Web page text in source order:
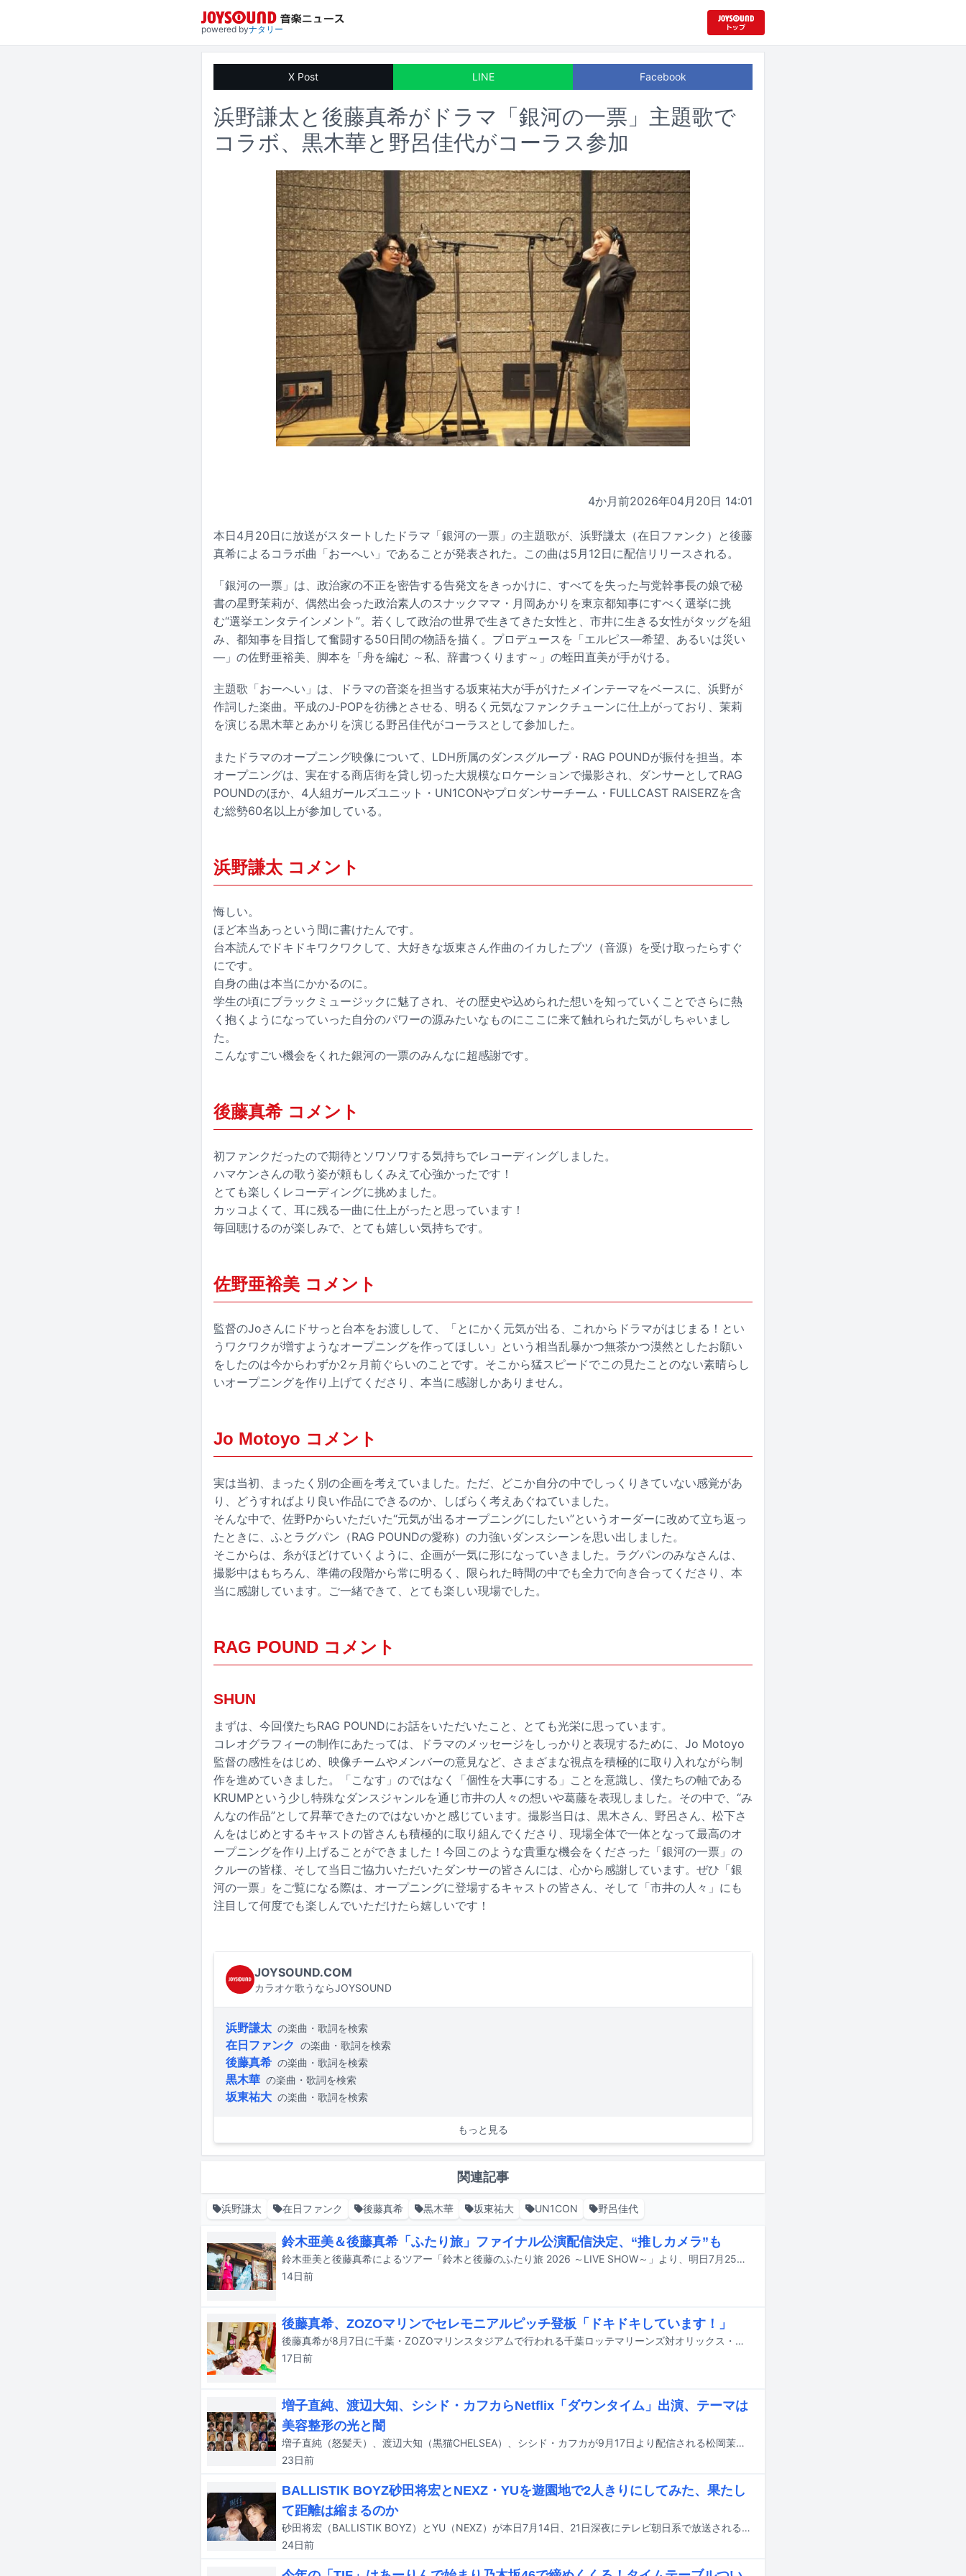
powered byナタリー
X Post LINE Facebook
浜野謙太と後藤真希がドラマ「銀河の一票」主題歌で
コラボ、黒木華と野呂佳代がコーラス参加
4か月前2026年04月20日 14:01
本日4月20日に放送がスタートしたドラマ「銀河の一票」の主題歌が、浜野謙太（在日ファンク）と後藤
真希によるコラボ曲「おーへい」であることが発表された。この曲は5月12日に配信リリースされる。
「銀河の一票」は、政治家の不正を密告する告発文をきっかけに、すべてを失った与党幹事長の娘で秘
書の星野茉莉が、偶然出会った政治素人のスナックママ・月岡あかりを東京都知事にすべく選挙に挑
む“選挙エンタテインメント”。若くして政治の世界で生きてきた女性と、市井に生きる女性がタッグを組
み、都知事を目指して奮闘する50日間の物語を描く。プロデュースを「エルピス―希望、あるいは災い
―」の佐野亜裕美、脚本を「舟を編む ～私、辞書つくります～」の蛭田直美が手がける。
主題歌「おーへい」は、ドラマの音楽を担当する坂東祐大が手がけたメインテーマをベースに、浜野が
作詞した楽曲。平成のJ-POPを彷彿とさせる、明るく元気なファンクチューンに仕上がっており、茉莉
を演じる黒木華とあかりを演じる野呂佳代がコーラスとして参加した。
またドラマのオープニング映像について、LDH所属のダンスグループ・RAG POUNDが振付を担当。本
オープニングは、実在する商店街を貸し切った大規模なロケーションで撮影され、ダンサーとしてRAG
POUNDのほか、4人組ガールズユニット・UN1CONやプロダンサーチーム・FULLCAST RAISERZを含
む総勢60名以上が参加している。
浜野謙太 コメント
悔しい。
ほど本当あっという間に書けたんです。
台本読んでドキドキワクワクして、大好きな坂東さん作曲のイカしたブツ（音源）を受け取ったらすぐ
にです。
自身の曲は本当にかかるのに。
学生の頃にブラックミュージックに魅了され、その歴史や込められた想いを知っていくことでさらに熱
く抱くようになっていった自分のパワーの源みたいなものにここに来て触れられた気がしちゃいまし
た。
こんなすごい機会をくれた銀河の一票のみんなに超感謝です。
後藤真希 コメント
初ファンクだったので期待とソワソワする気持ちでレコーディングしました。
ハマケンさんの歌う姿が頼もしくみえて心強かったです！
とても楽しくレコーディングに挑めました。
カッコよくて、耳に残る一曲に仕上がったと思っています！
毎回聴けるのが楽しみで、とても嬉しい気持ちです。
佐野亜裕美 コメント
監督のJoさんにドサっと台本をお渡しして、「とにかく元気が出る、これからドラマがはじまる！とい
うワクワクが増すようなオープニングを作ってほしい」という相当乱暴かつ無茶かつ漠然としたお願い
をしたのは今からわずか2ヶ月前ぐらいのことです。そこから猛スピードでこの見たことのない素晴らし
いオープニングを作り上げてくださり、本当に感謝しかありません。
Jo Motoyo コメント
実は当初、まったく別の企画を考えていました。ただ、どこか自分の中でしっくりきていない感覚があ
り、どうすればより良い作品にできるのか、しばらく考えあぐねていました。
そんな中で、佐野Pからいただいた“元気が出るオープニングにしたい”というオーダーに改めて立ち返っ
たときに、ふとラグパン（RAG POUNDの愛称）の力強いダンスシーンを思い出しました。
そこからは、糸がほどけていくように、企画が一気に形になっていきました。ラグパンのみなさんは、
撮影中はもちろん、準備の段階から常に明るく、限られた時間の中でも全力で向き合ってくださり、本
当に感謝しています。ご一緒できて、とても楽しい現場でした。
RAG POUND コメント
SHUN
まずは、今回僕たちRAG POUNDにお話をいただいたこと、とても光栄に思っています。
コレオグラフィーの制作にあたっては、ドラマのメッセージをしっかりと表現するために、Jo Motoyo
監督の感性をはじめ、映像チームやメンバーの意見など、さまざまな視点を積極的に取り入れながら制
作を進めていきました。「こなす」のではなく「個性を大事にする」ことを意識し、僕たちの軸である
KRUMPという少し特殊なダンスジャンルを通じ市井の人々の想いや葛藤を表現しました。その中で、“み
んなの作品”として昇華できたのではないかと感じています。撮影当日は、黒木さん、野呂さん、松下さ
んをはじめとするキャストの皆さんも積極的に取り組んでくださり、現場全体で一体となって最高のオ
ープニングを作り上げることができました！今回このような貴重な機会をくださった「銀河の一票」の
クルーの皆様、そして当日ご協力いただいたダンサーの皆さんには、心から感謝しています。ぜひ「銀
河の一票」をご覧になる際は、オープニングに登場するキャストの皆さん、そして「市井の人々」にも
注目して何度でも楽しんでいただけたら嬉しいです！
JOYSOUND.COM
カラオケ歌うならJOYSOUND
浜野謙太 の楽曲・歌詞を検索
在日ファンク の楽曲・歌詞を検索
後藤真希 の楽曲・歌詞を検索
黒木華 の楽曲・歌詞を検索
坂東祐大 の楽曲・歌詞を検索
もっと見る
関連記事
浜野謙太 在日ファンク 後藤真希 黒木華 坂東祐大 UN1CON 野呂佳代
鈴木亜美＆後藤真希「ふたり旅」ファイナル公演配信決定、“推しカメラ”も
鈴木亜美と後藤真希によるツアー「鈴木と後藤のふたり旅 2026 ～LIVE SHOW～」より、明日7月25日に行われる大阪・グランフロント大阪 ナレッジシアター公演の第2部の模様が、動画配信サービス・Chikemooで独占配信される。
14日前
後藤真希、ZOZOマリンでセレモニアルピッチ登板「ドキドキしています！」
後藤真希が8月7日に千葉・ZOZOマリンスタジアムで行われる千葉ロッテマリーンズ対オリックス・バファローズ戦のセレモニアルピッチに登板する。
17日前
増子直純、渡辺大知、シシド・カフカらNetflix「ダウンタイム」出演、テーマは
美容整形の光と闇
増子直純（怒髪天）、渡辺大知（黒猫CHELSEA）、シシド・カフカが9月17日より配信される松岡茉優主演、仲里依紗共演のNetflixシリーズ「ダウンタイム」に出演する。
23日前
BALLISTIK BOYZ砂田将宏とNEXZ・YUを遊園地で2人きりにしてみた、果たし
て距離は縮まるのか
砂田将宏（BALLISTIK BOYZ）とYU（NEXZ）が本日7月14日、21日深夜にテレビ朝日系で放送される番組「初対面観察～推しと推しをハコに入れてみた。～」にゲスト出演する。
24日前